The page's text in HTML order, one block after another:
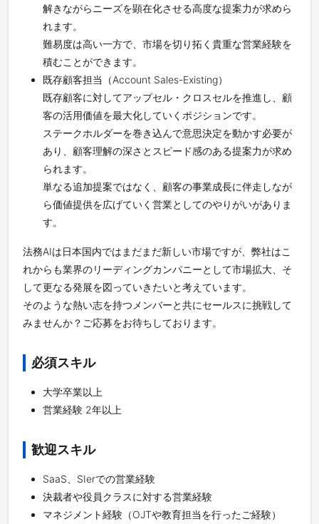
解きながらニーズを顕在化させる高度な提案力が求めら
れます。
難易度は高い一方で、市場を切り拓く貴重な営業経験を
積むことができます。
既存顧客担当（Account Sales-Existing）
既存顧客に対してアップセル・クロスセルを推進し、顧
客の活用価値を最大化していくポジションです。
ステークホルダーを巻き込んで意思決定を動かす必要が
あり、顧客理解の深さとスピード感のある提案力が求め
られます。
単なる追加提案ではなく、顧客の事業成長に伴走しなが
ら価値提供を広げていく営業としてのやりがいがありま
す。
法務AIは日本国内ではまだまだ新しい市場ですが、弊社はこ
れからも業界のリーディングカンパニーとして市場拡大、そ
して更なる発展を図っていきたいと考えています。
そのような熱い志を持つメンバーと共にセールスに挑戦して
みませんか？ご応募をお待ちしております。
必須スキル
大学卒業以上
営業経験 2年以上
歓迎スキル
SaaS、SIerでの営業経験
決裁者や役員クラスに対する営業経験
マネジメント経験（OJTや教育担当を行ったご経験）